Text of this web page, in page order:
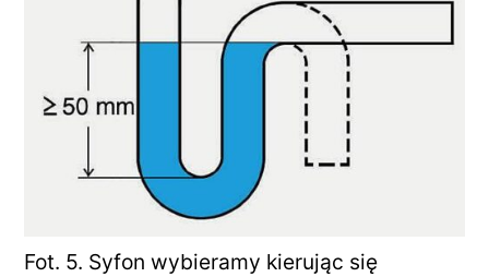
Fot. 5. Syfon wybieramy kierując się